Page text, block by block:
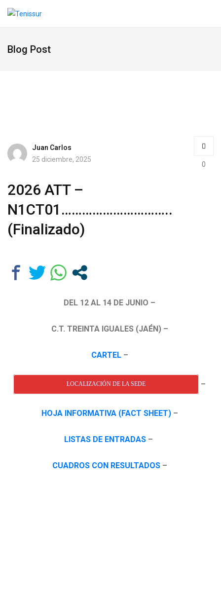
Blog Post
Juan Carlos
25 diciembre, 2025
0
2026 ATT –
N1CT01…………………………..
(Finalizado)
DEL 12 AL 14 DE JUNIO –
C.T. TREINTA IGUALES (JAÉN) –
CARTEL–
LOCALIZACIÓN DE LA SEDE –
HOJA INFORMATIVA (FACT SHEET)–
LISTAS DE ENTRADAS –
CUADROS CON RESULTADOS–